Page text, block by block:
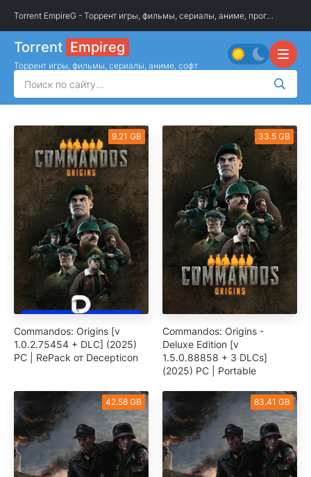
Torrent Empireg
Торрент игры, фильмы, сериалы, аниме, софт
9.21 GB
Commandos: Origins [v
1.0.2.75454 + DLC] (2025)
PC | RePack от Decepticon
33.5 GB
Commandos: Origins -
Deluxe Edition [v
1.5.0.88858 + 3 DLCs]
(2025) PC | Portable
42.58 GB 83.41 GB